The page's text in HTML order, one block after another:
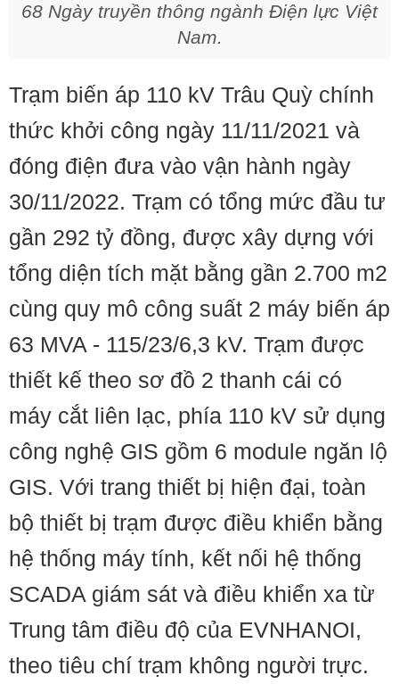
68 Ngày truyền thông ngành Điện lực Việt
Nam.
Trạm biến áp 110 kV Trâu Quỳ chính
thức khởi công ngày 11/11/2021 và
đóng điện đưa vào vận hành ngày
30/11/2022. Trạm có tổng mức đầu tư
gần 292 tỷ đồng, được xây dựng với
tổng diện tích mặt bằng gần 2.700 m2
cùng quy mô công suất 2 máy biến áp
63 MVA - 115/23/6,3 kV. Trạm được
thiết kế theo sơ đồ 2 thanh cái có
máy cắt liên lạc, phía 110 kV sử dụng
công nghệ GIS gồm 6 module ngăn lộ
GIS. Với trang thiết bị hiện đại, toàn
bộ thiết bị trạm được điều khiển bằng
hệ thống máy tính, kết nối hệ thống
SCADA giám sát và điều khiển xa từ
Trung tâm điều độ của EVNHANOI,
theo tiêu chí trạm không người trực.